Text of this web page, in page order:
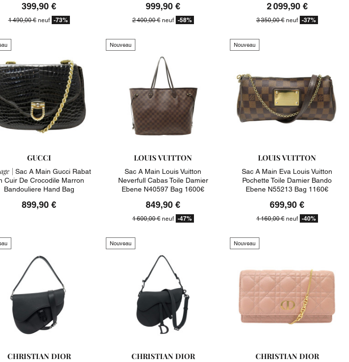
399,90 €
1 490,00 €neuf -73%
999,90 €
2 400,00 €neuf -58%
2 099,90 €
3 350,00 €neuf -37%
GUCCI
| Sac A Main Gucci Rabat
Cuir De Crocodile Marron
Bandouliere Hand Bag
899,90 €
Nouveau
LOUIS VUITTON
Sac A Main Louis Vuitton
Neverfull Cabas Toile Damier
Ebene N40597 Bag 1600€
849,90 €
1 600,00 €neuf -47%
Nouveau
LOUIS VUITTON
Sac A Main Eva Louis Vuitton
Pochette Toile Damier Bando
Ebene N55213 Bag 1160€
699,90 €
1 160,00 €neuf -40%
CHRISTIAN DIOR
Nouveau
CHRISTIAN DIOR
Nouveau
CHRISTIAN DIOR